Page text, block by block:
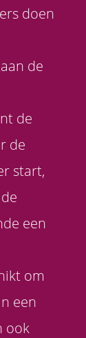
doen
de
de
de
start,
een
om
een
ook